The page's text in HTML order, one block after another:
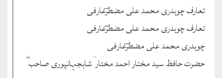
تعارف چوہدری محمد علی مضطرؔعارفی
تعارف چوہدری محمد علی مضطرؔعارفی
چوہدری محمد علی مضطرؔعارفی
حضرت حافظ سید مختار احمد مختار ؔشاہجہانپوری صاحب ؓ